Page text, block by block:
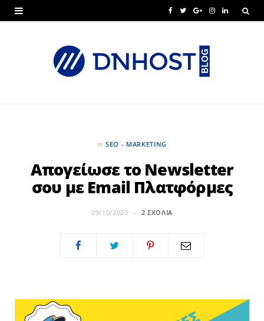
c
T
i
G
o
g
I L
in SEO - MARKETING
Απογείωσε το Newsletter
σου με Email Πλατφόρμες
09/10/2020 2 ΣΧΌΛΙΑ